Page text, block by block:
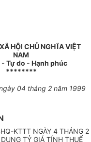
HỘI CHỦ NGHĨA VIỆT
NAM
Tự do - Hạnh phúc
********
04 tháng 2 năm 1999
KTTT NGÀY 4 THÁNG 2
TỶ GIÁ TÍNH THUẾ